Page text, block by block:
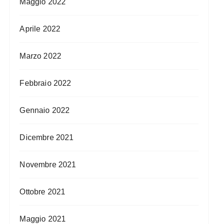
Maggio 2022
Aprile 2022
Marzo 2022
Febbraio 2022
Gennaio 2022
Dicembre 2021
Novembre 2021
Ottobre 2021
Maggio 2021